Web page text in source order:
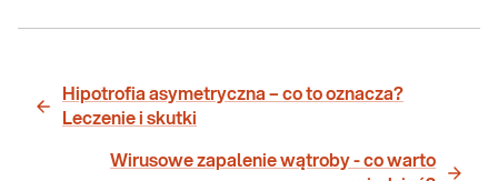
Hipotrofia asymetryczna – co to oznacza?
Leczenie i skutki
Wirusowe zapalenie wątroby - co warto